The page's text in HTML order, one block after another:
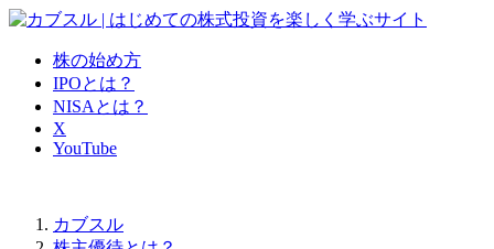
株の始め方
IPOとは？
NISAとは？
X
YouTube
カブスル